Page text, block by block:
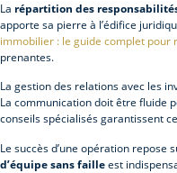
La répartition des
apporte sa pierre à l’édifice
immobilier : le guide complet pour
prenantes.
La gestion des relations avec les
La communication doit être fluide
conseils spécialisés garantissent
Le succès d’une opération repose
d’équipe sans failleest